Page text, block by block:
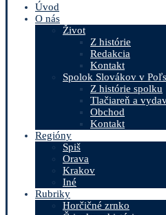
Úvod
O nás
Život
Z histórie
Redakcia
Kontakt
Spolok Slovákov v
Z histórie spolku
Tlačiareň a
Obchod
Kontakt
Regióny
Spiš
Orava
Krakov
Iné
Rubriky
Horčičné zrnko